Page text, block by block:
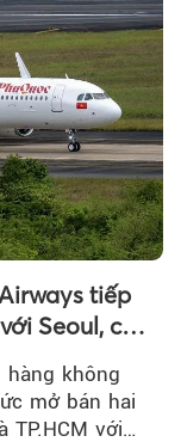
tiếp
Seoul, cất
hàng không
mở bán hai
TP.HCM với